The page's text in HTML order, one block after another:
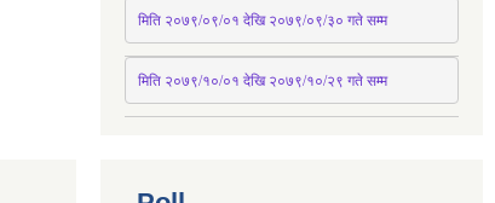
मिति २०७९/०९/०१ देखि २०७९/०९/३० गते सम्म
मिति २०७९/१०/०१ देखि २०७९/१०/२९ गते सम्म